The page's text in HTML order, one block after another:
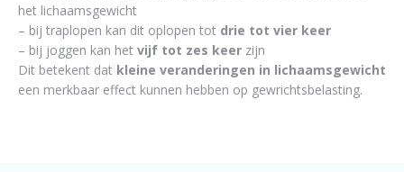
het lichaamsgewicht
– bij traplopen kan dit oplopen tot drie tot vier keer
– bij joggen kan het vijf tot zes keer zijn
Dit betekent dat kleine veranderingen in lichaamsgewicht
een merkbaar effect kunnen hebben op gewrichtsbelasting.